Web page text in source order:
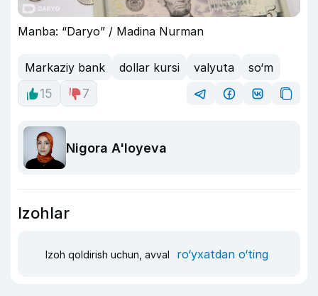
Manba: “Daryo” / Madina Nurman
Markaziy bank dollar kursi valyuta
so‘m
15
7
Nigora A'loyeva
Izohlar
Izoh qoldirish uchun, avval ro‘yxatdan o‘ting